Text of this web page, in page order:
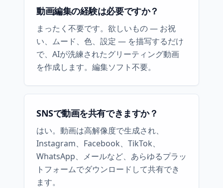
動画編集の経験は必要ですか？
まったく不要です。欲しいもの — お祝
い、ムード、色、設定 — を描写するだけ
で、AIが洗練されたグリーティング動画
を作成します。編集ソフト不要。
SNSで動画を共有できますか？
はい。動画は高解像度で生成され、
Instagram、Facebook、TikTok、
WhatsApp、メールなど、あらゆるプラッ
トフォームでダウンロードして共有でき
ます。